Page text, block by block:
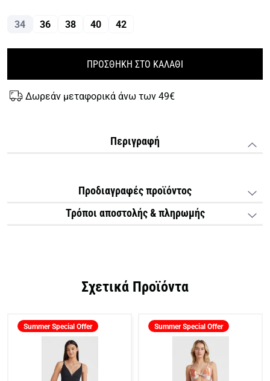
34 36 38 40 42
ΠΡΟΣΘΗΚΗ ΣΤΟ ΚΑΛΑΘΙ
Δωρεάν μεταφορικά άνω των 49€
Περιγραφή
Προδιαγραφές προϊόντος
Τρόποι αποστολής & πληρωμής
Σχετικά Προϊόντα
Summer Special Offer Summer Special Offer